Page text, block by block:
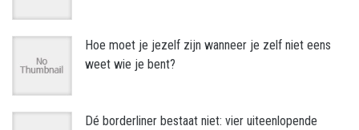
Hoe moet je jezelf zijn wanneer je zelf niet eens
weet wie je bent?
Dé borderliner bestaat niet: vier uiteenlopende